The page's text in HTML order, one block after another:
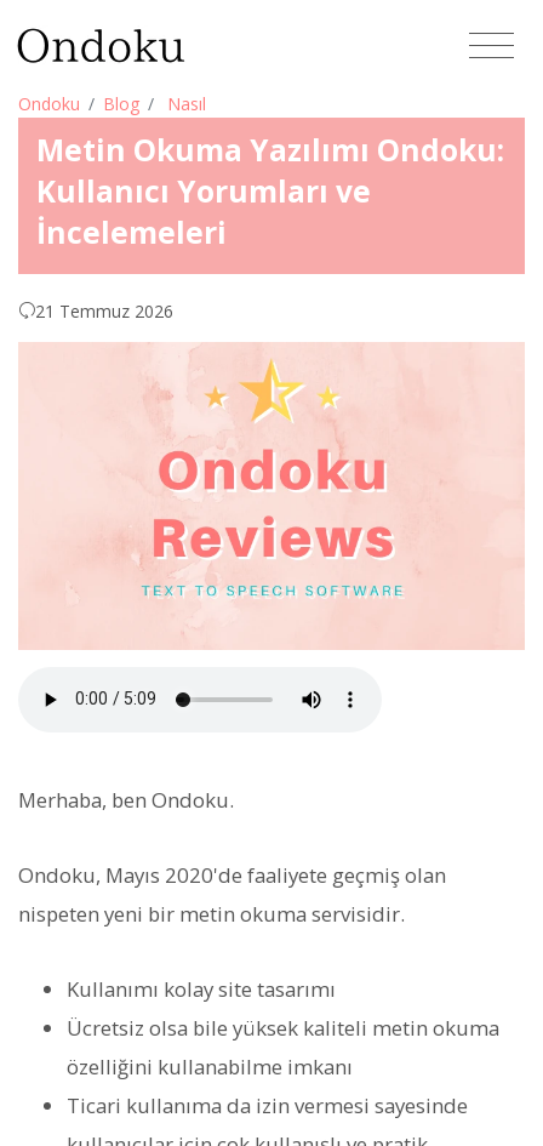
Ondoku Blog Nasıl
Metin Okuma Yazılımı Ondoku:
Kullanıcı Yorumları ve
İncelemeleri
21 Temmuz 2026
Merhaba, ben Ondoku.
Ondoku, Mayıs 2020'de faaliyete geçmiş olan
nispeten yeni bir metin okuma servisidir.
Kullanımı kolay site tasarımı
Ücretsiz olsa bile yüksek kaliteli metin okuma
özelliğini kullanabilme imkanı
Ticari kullanıma da izin vermesi sayesinde